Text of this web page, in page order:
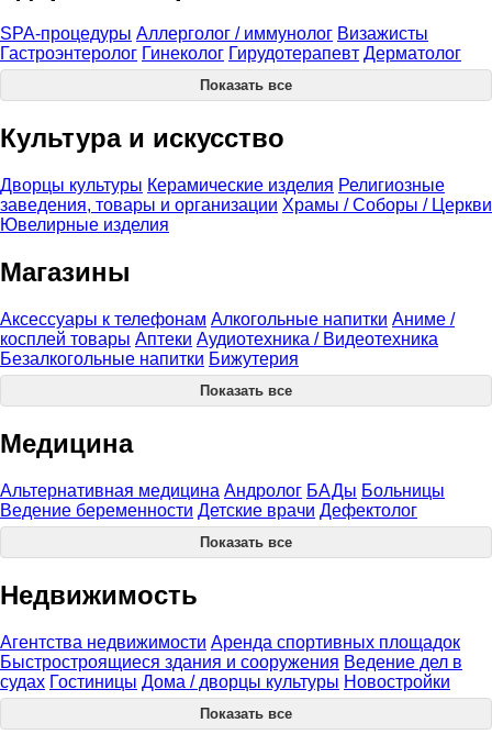
SPA-процедуры Аллерголог / иммунолог Визажисты
Гастроэнтеролог Гинеколог Гирудотерапевт Дерматолог
Показать все
Культура и искусство
Дворцы культуры Керамические изделия Религиозные
заведения, товары и организации Храмы / Соборы / Церкви
Ювелирные изделия
Магазины
Аксессуары к телефонам Алкогольные напитки Аниме /
косплей товары Аптеки Аудиотехника / Видеотехника
Безалкогольные напитки Бижутерия
Показать все
Медицина
Альтернативная медицина Андролог БАДы Больницы
Ведение беременности Детские врачи Дефектолог
Показать все
Недвижимость
Агентства недвижимости Аренда спортивных площадок
Быстростроящиеся здания и сооружения Ведение дел в
судах Гостиницы Дома / дворцы культуры Новостройки
Показать все